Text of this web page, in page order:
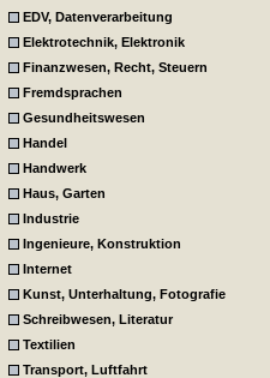
EDV, Datenverarbeitung
Elektrotechnik, Elektronik
Finanzwesen, Recht, Steuern
Fremdsprachen
Gesundheitswesen
Handel
Handwerk
Haus, Garten
Industrie
Ingenieure, Konstruktion
Internet
Kunst, Unterhaltung, Fotografie
Schreibwesen, Literatur
Textilien
Transport, Luftfahrt